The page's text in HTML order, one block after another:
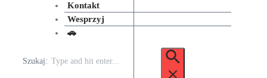
Kontakt
Wesprzyj
🚗
Szukaj: